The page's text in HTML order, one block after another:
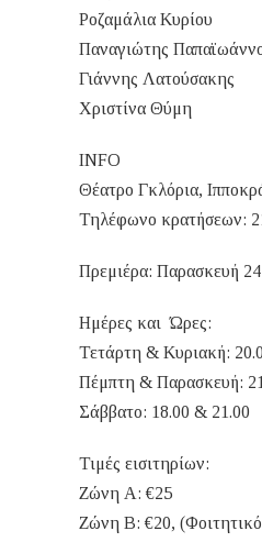
Ροζαμάλια Κυρίου
Παναγιώτης
Γιάννης Λατούσακης
Χριστίνα Θύμη
INFO
Θέατρο Γκλόρια,
Τηλέφωνο κρατήσεων:
Πρεμιέρα: Παρασκευή
Ημέρες και Ώρες:
Τετάρτη & Κυριακή:
Πέμπτη & Παρασκευή:
Σάββατο: 18.00 & 21.00
Τιμές εισιτηρίων:
Ζώνη Α: €25
Ζώνη Β: €20,